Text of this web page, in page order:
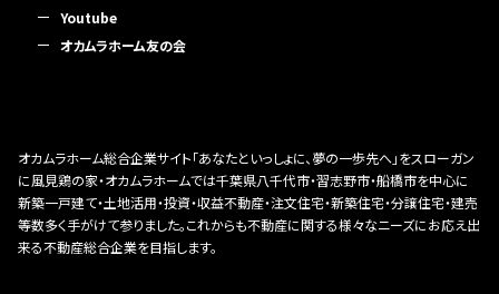
Youtube
オカムラホーム友の会
オカムラホーム総合企業サイト「あなたといっしょに、夢の一歩先へ」をスローガン
に風見鶏の家・オカムラホームでは千葉県八千代市・習志野市・船橋市を中心に
新築一戸建て・土地活用・投資・収益不動産・注文住宅・新築住宅・分譲住宅・建売
等数多く手がけて参りました。これからも不動産に関する様々なニーズにお応え出
来る不動産総合企業を目指します。